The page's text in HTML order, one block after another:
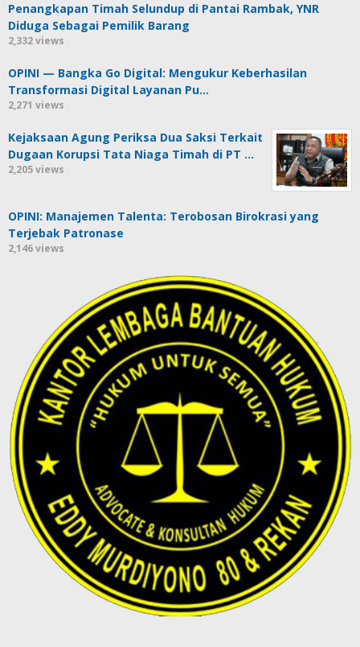
Penangkapan Timah Selundup di Pantai Rambak, YNR
Diduga Sebagai Pemilik Barang
2,332 views
OPINI — Bangka Go Digital: Mengukur Keberhasilan
Transformasi Digital Layanan Pu…
2,271 views
Kejaksaan Agung Periksa Dua Saksi Terkait
Dugaan Korupsi Tata Niaga Timah di PT …
2,205 views
OPINI: Manajemen Talenta: Terobosan Birokrasi yang
Terjebak Patronase
2,146 views